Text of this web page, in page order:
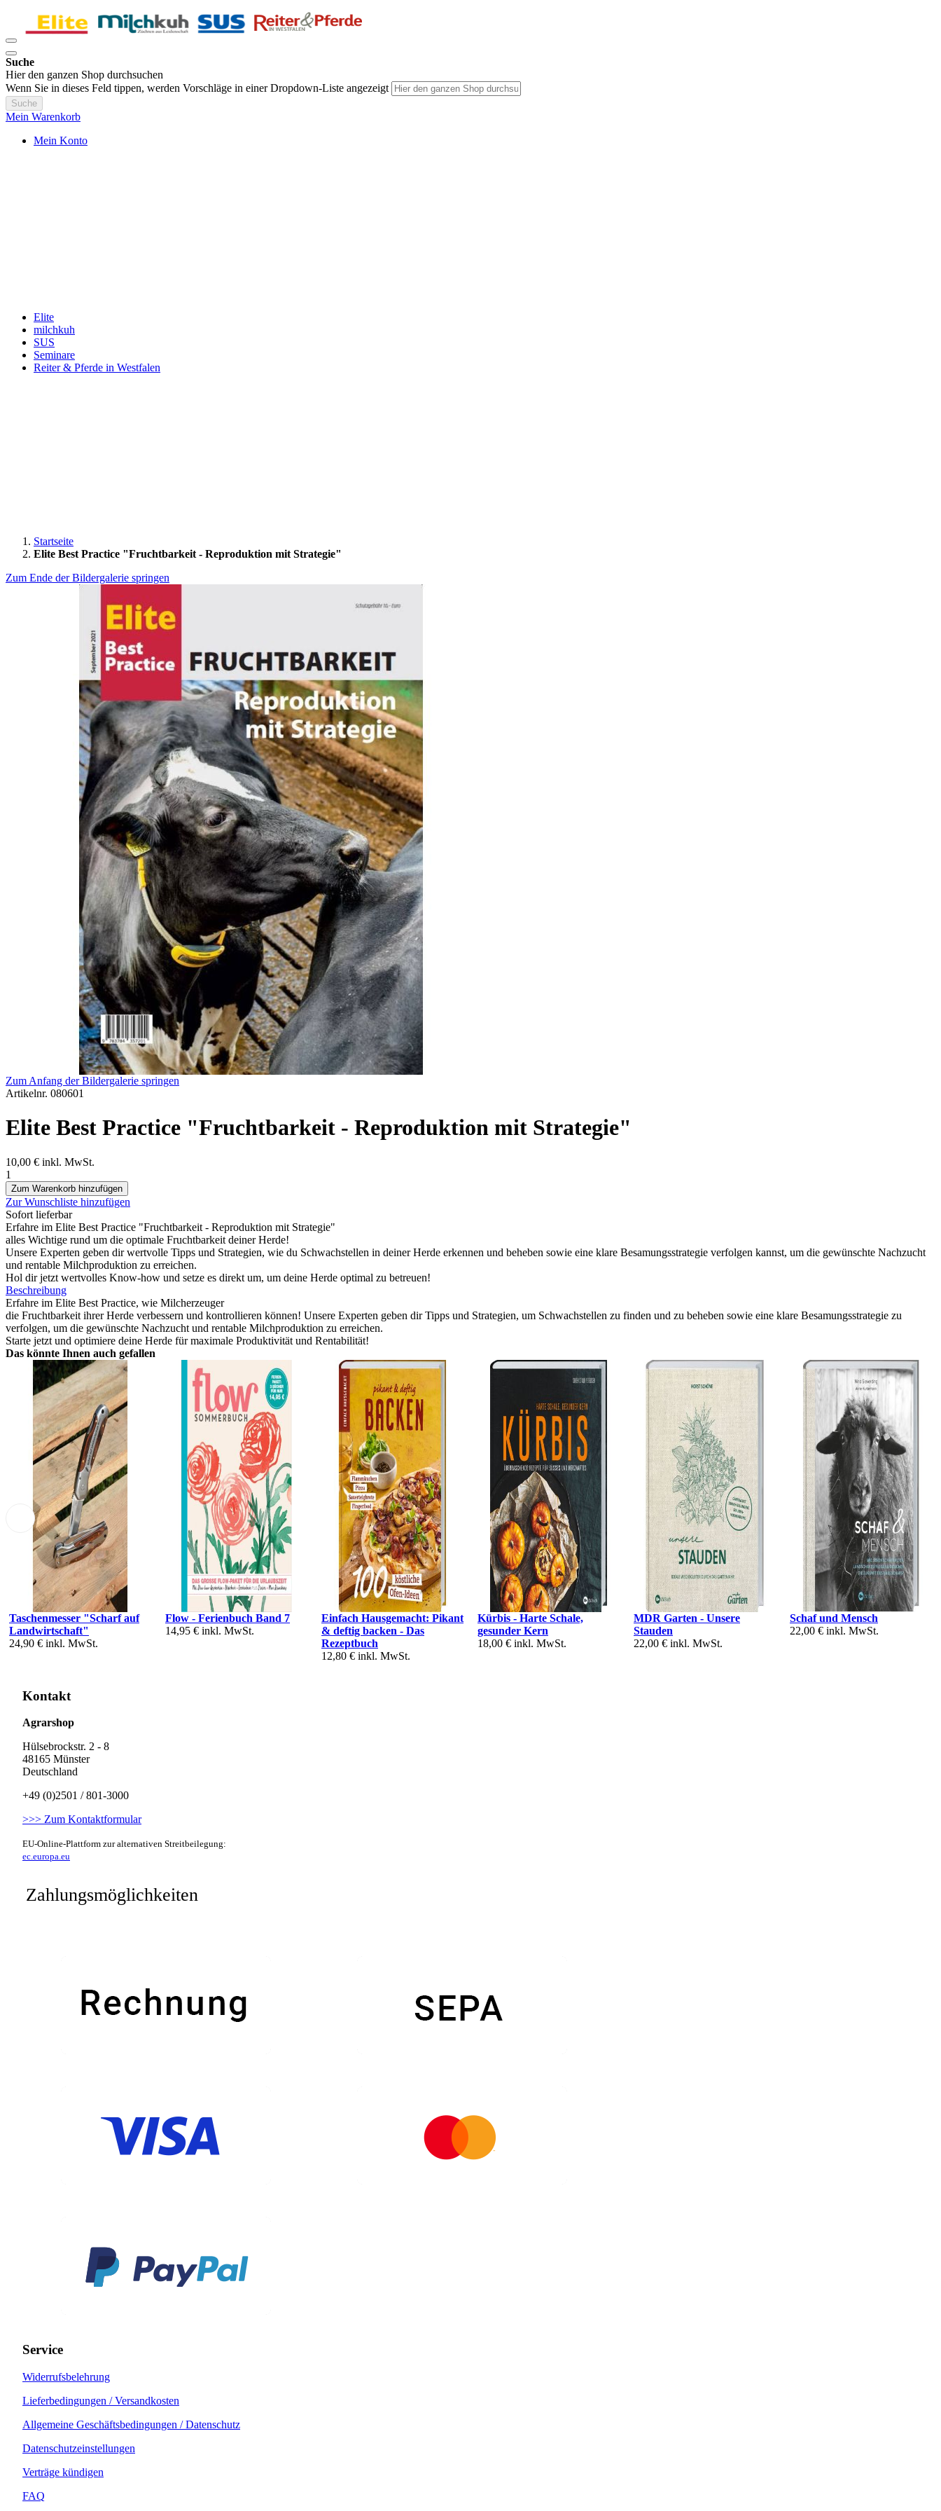
Suche
Hier den ganzen Shop durchsuchen
Wenn Sie in dieses Feld tippen, werden Vorschläge in einer Dropdown-Liste angezeigt
Suche
Mein Warenkorb
Mein Konto
Elite
milchkuh
SUS
Seminare
Reiter & Pferde in Westfalen
Startseite
Elite Best Practice "Fruchtbarkeit - Reproduktion mit Strategie"
Zum Ende der Bildergalerie springen
Zum Anfang der Bildergalerie springen
Artikelnr. 080601
Elite Best Practice "Fruchtbarkeit - Reproduktion mit Strategie"
10,00 € inkl. MwSt.
1
Zum Warenkorb hinzufügen
Zur Wunschliste hinzufügen
Sofort lieferbar
Erfahre im Elite Best Practice "Fruchtbarkeit - Reproduktion mit Strategie"
alles Wichtige rund um die optimale Fruchtbarkeit deiner Herde!
Unsere Experten geben dir wertvolle Tipps und Strategien, wie du Schwachstellen in deiner Herde erkennen und beheben sowie eine klare Besamungsstrategie verfolgen kannst, um die gewünschte Nachzucht
und rentable Milchproduktion zu erreichen.
Hol dir jetzt wertvolles Know-how und setze es direkt um, um deine Herde optimal zu betreuen!
Beschreibung
Erfahre im Elite Best Practice, wie Milcherzeuger
die Fruchtbarkeit ihrer Herde verbessern und kontrollieren können! Unsere Experten geben dir Tipps und Strategien, um Schwachstellen zu finden und zu beheben sowie eine klare Besamungsstrategie zu
verfolgen, um die gewünschte Nachzucht und rentable Milchproduktion zu erreichen.
Starte jetzt und optimiere deine Herde für maximale Produktivität und Rentabilität!
Das könnte Ihnen auch gefallen
Taschenmesser "Scharf auf
Landwirtschaft"
24,90 € inkl. MwSt.
Flow - Ferienbuch Band 7
14,95 € inkl. MwSt.
Einfach Hausgemacht: Pikant
& deftig backen - Das
Rezeptbuch
12,80 € inkl. MwSt.
Kürbis - Harte Schale,
gesunder Kern
18,00 € inkl. MwSt.
MDR Garten - Unsere
Stauden
22,00 € inkl. MwSt.
Schaf und Mensch
22,00 € inkl. MwSt.
Kontakt
Agrarshop
Hülsebrockstr. 2 - 8
48165 Münster
Deutschland
+49 (0)2501 / 801-3000
>>> Zum Kontaktformular
EU-Online-Plattform zur alternativen Streitbeilegung:
ec.europa.eu
Zahlungsmöglichkeiten
Service
Widerrufsbelehrung
Lieferbedingungen / Versandkosten
Allgemeine Geschäftsbedingungen / Datenschutz
Datenschutzeinstellungen
Verträge kündigen
FAQ